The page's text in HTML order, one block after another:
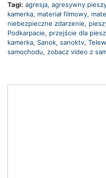
Tagi: agresja, agresywny
kamerka, materiał filmowy,
niebezpieczne zdarzenie,
Podkarpacie, przejście dla
kamerka, Sanok, sanoktv,
samochodu, zobacz video z